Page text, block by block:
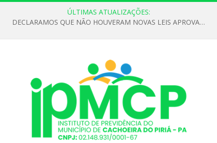
ÚLTIMAS ATUALIZAÇÕES:
DECLARAMOS QUE NÃO HOUVERAM NOVAS LEIS APROVADAS ATÉ O MOMENTO PARA O INSTITUTO DE PREVIDÊNCIA NO ANO DE 2026